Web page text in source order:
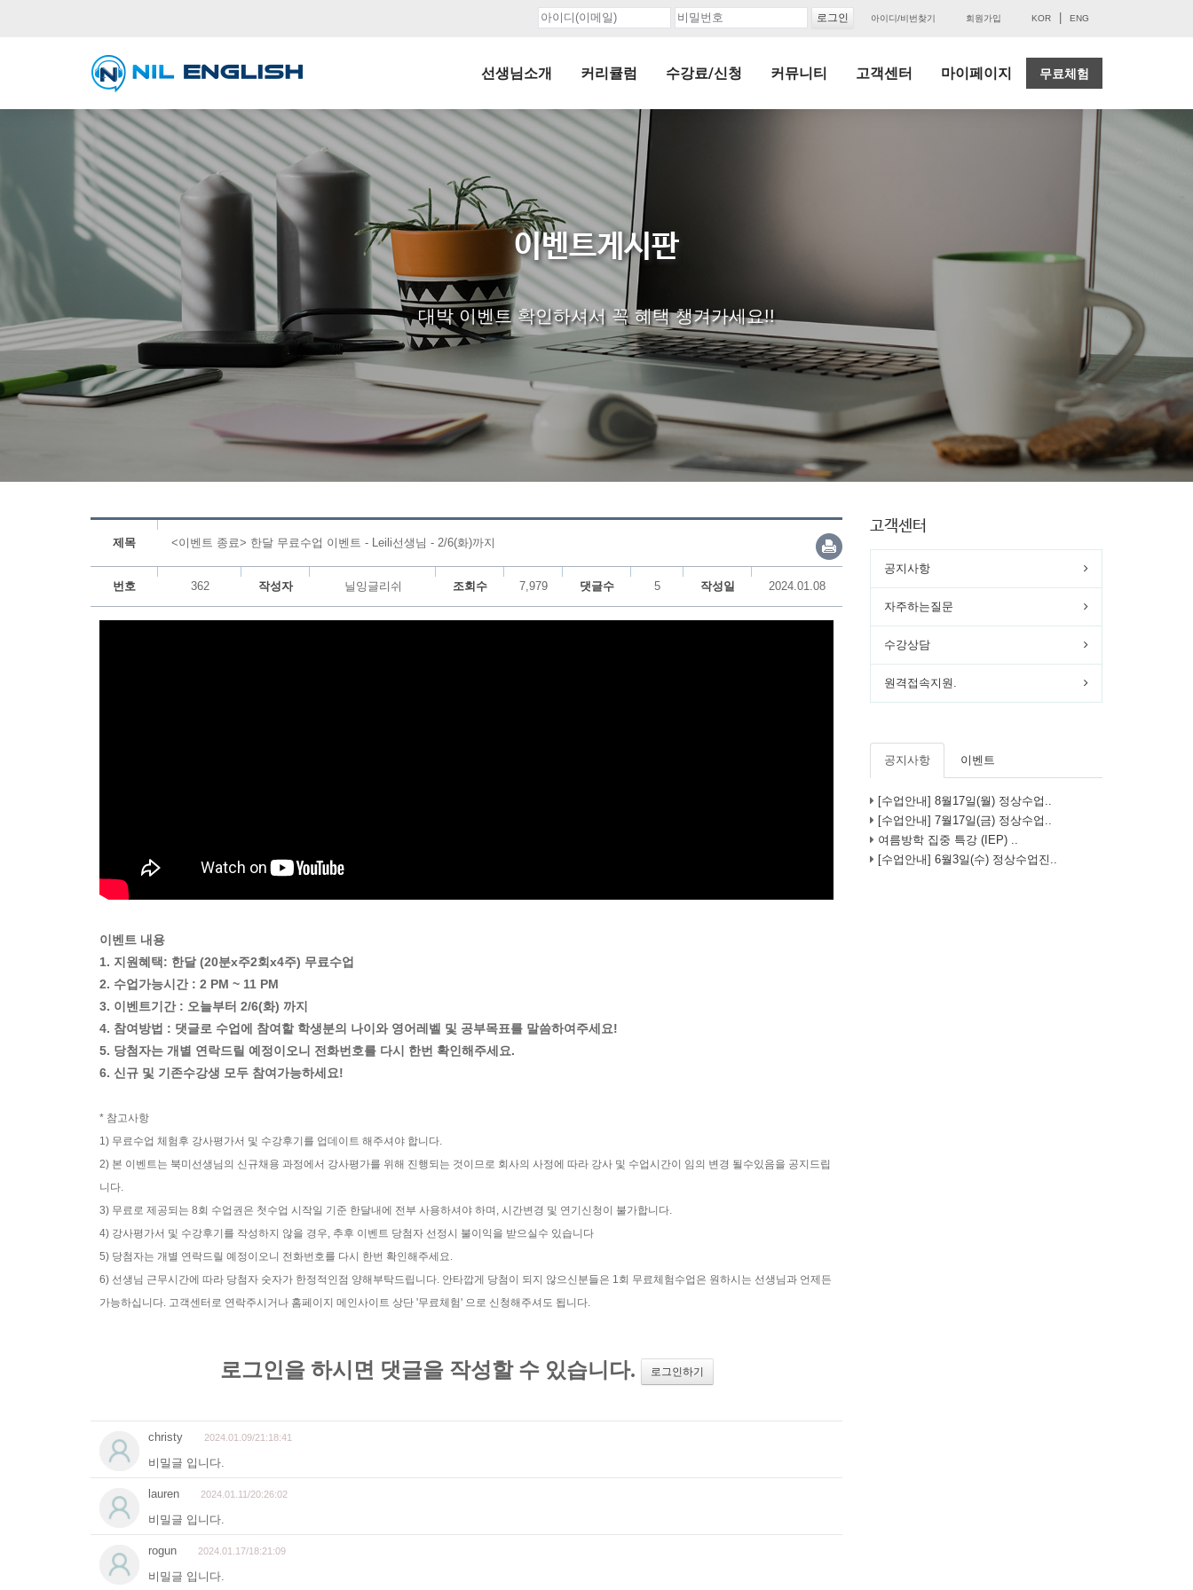
아이디/비번찾기 회원가입 KOR ENG
선생님소개 커리큘럼 수강료/신청 커뮤니티 고객센터 마이페이지 무료체험
이벤트게시판
대박 이벤트 확인하셔서 꼭 혜택 챙겨가세요!!
제목 <이벤트 종료> 한달 무료수업 이벤트 - Leili선생님 - 2/6(화)까지
번호 362 작성자 닐잉글리쉬 조회수 7,979 댓글수 5 작성일 2024.01.08
이벤트 내용
1. 지원혜택: 한달 (20분x주2회x4주) 무료수업
2. 수업가능시간 : 2 PM ~ 11 PM
3. 이벤트기간 : 오늘부터 2/6(화) 까지
4. 참여방법 : 댓글로 수업에 참여할 학생분의 나이와 영어레벨 및 공부목표를 말씀하여주세요!
5. 당첨자는 개별 연락드릴 예정이오니 전화번호를 다시 한번 확인해주세요.
6. 신규 및 기존수강생 모두 참여가능하세요!
* 참고사항
1) 무료수업 체험후 강사평가서 및 수강후기를 업데이트 해주셔야 합니다.
2) 본 이벤트는 북미선생님의 신규채용 과정에서 강사평가를 위해 진행되는 것이므로 회사의 사정에 따라 강사 및 수업시간이 임의 변경 될수있음을 공지드립
니다.
3) 무료로 제공되는 8회 수업권은 첫수업 시작일 기준 한달내에 전부 사용하셔야 하며, 시간변경 및 연기신청이 불가합니다.
4) 강사평가서 및 수강후기를 작성하지 않을 경우, 추후 이벤트 당첨자 선정시 불이익을 받으실수 있습니다
5) 당첨자는 개별 연락드릴 예정이오니 전화번호를 다시 한번 확인해주세요.
6) 선생님 근무시간에 따라 당첨자 숫자가 한정적인점 양해부탁드립니다. 안타깝게 당첨이 되지 않으신분들은 1회 무료체험수업은 원하시는 선생님과 언제든
가능하십니다. 고객센터로 연락주시거나 홈페이지 메인사이트 상단 '무료체험' 으로 신청해주셔도 됩니다.
고객센터
공지사항
자주하는질문
수강상담
원격접속지원.
공지사항 이벤트
[수업안내] 8월17일(월) 정상수업..
[수업안내] 7월17일(금) 정상수업..
여름방학 집중 특강 (IEP) ..
[수업안내] 6월3일(수) 정상수업진..